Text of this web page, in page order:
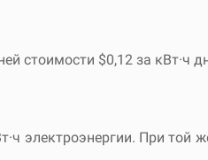
стоимости $0,12 за кВт·ч
электроэнергии. При той